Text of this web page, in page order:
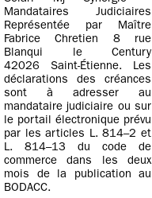
Mandataires Judiciaires
Représentée par Maître
Fabrice Chretien 8 rue
Blanqui le Century
42026 Saint-Étienne. Les
déclarations des créances
sont à adresser au
mandataire judiciaire ou sur
le portail électronique prévu
par les articles L. 814–2 et
L. 814–13 du code de
commerce dans les deux
mois de la publication au
BODACC.